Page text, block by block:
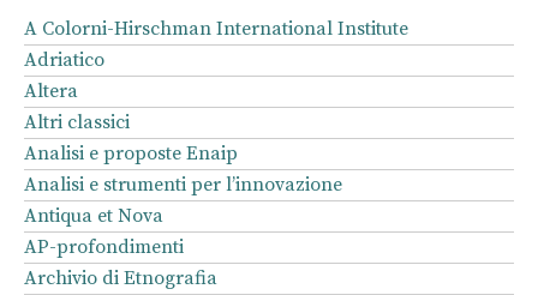
A Colorni-Hirschman International Institute
Adriatico
Altera
Altri classici
Analisi e proposte Enaip
Analisi e strumenti per l’innovazione
Antiqua et Nova
AP-profondimenti
Archivio di Etnografia